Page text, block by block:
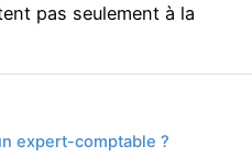
pas seulement à la
expert-comptable ?